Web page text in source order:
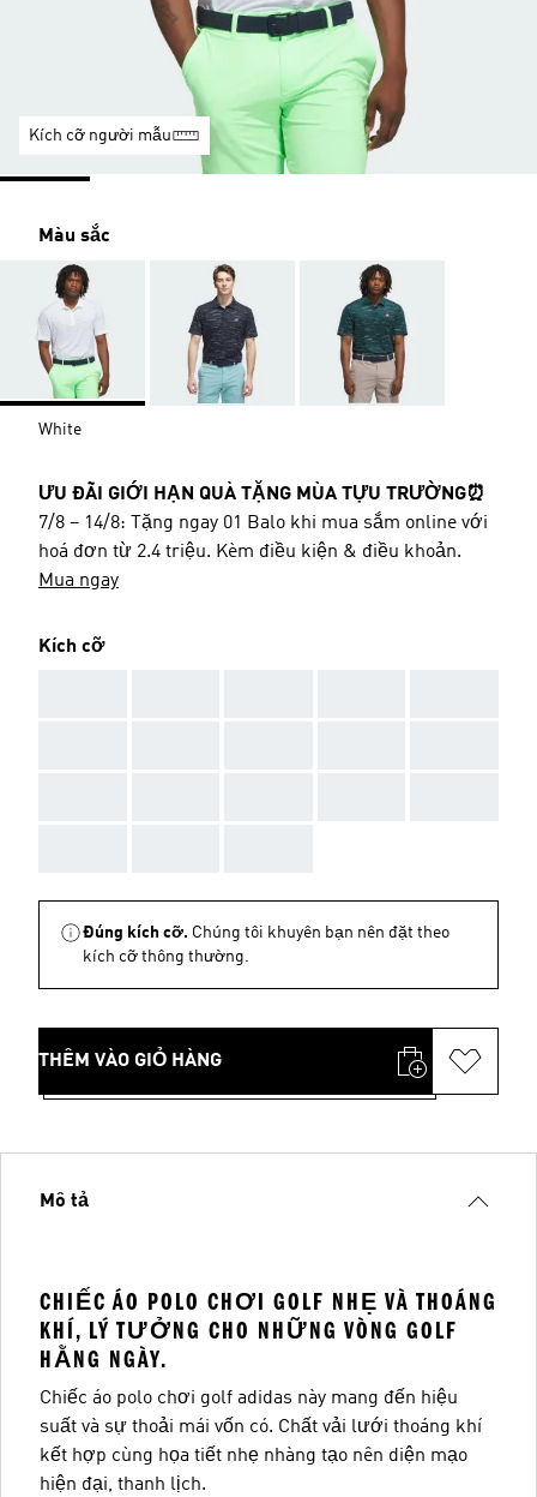
Kích cỡ người mẫu
Màu sắc
White
ƯU ĐÃI GIỚI HẠN QUÀ TẶNG MÙA TỰU TRƯỜNG⏰
7/8 – 14/8: Tặng ngay 01 Balo khi mua sắm online với
hoá đơn từ 2.4 triệu. Kèm điều kiện & điều khoản.
Mua ngay
Kích cỡ
Đúng kích cỡ. Chúng tôi khuyên bạn nên đặt theo
kích cỡ thông thường.
THÊM VÀO GIỎ HÀNG
Mô tả
CHIẾC ÁO POLO CHƠI GOLF NHẸ VÀ THOÁNG
KHÍ, LÝ TƯỞNG CHO NHỮNG VÒNG GOLF
HẰNG NGÀY.
Chiếc áo polo chơi golf adidas này mang đến hiệu
suất và sự thoải mái vốn có. Chất vải lưới thoáng khí
kết hợp cùng họa tiết nhẹ nhàng tạo nên diện mạo
hiện đại, thanh lịch.